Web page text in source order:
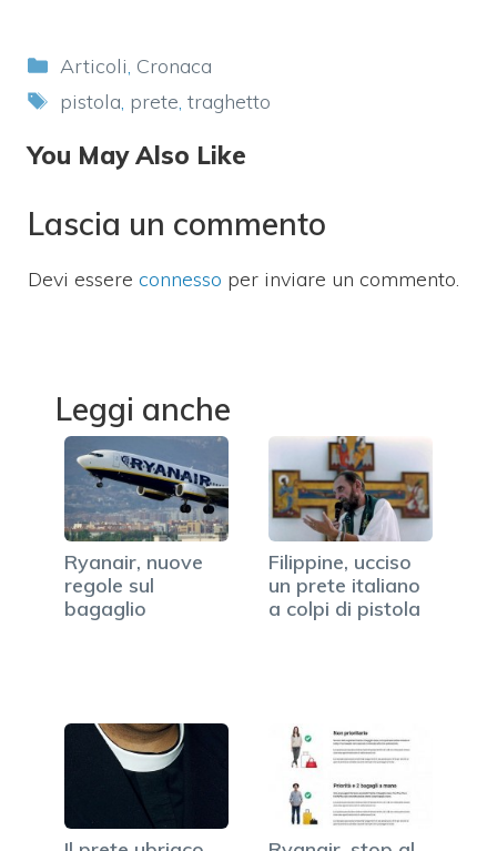
Categorie
Articoli Cronaca
Tag
pistola prete traghetto
You May Also Like
Lascia un commento
Devi essere connesso per inviare un commento.
Leggi anche
Ryanair, nuove
regole sul
bagaglio
Filippine, ucciso
un prete italiano
a colpi di pistola